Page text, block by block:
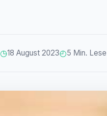
◷18 August 2023◴5 Min.